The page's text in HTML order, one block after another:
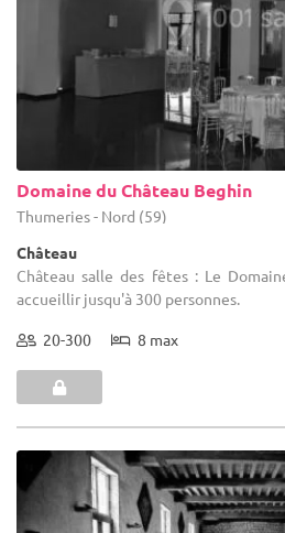
Domaine du Château Beghin
Thumeries - Nord (59)
Château
Château salle des fêtes : Le
accueillir jusqu'à 300 personnes.
20-300 8 max